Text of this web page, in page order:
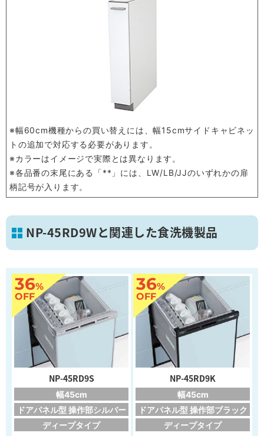
※幅60cm機種からの買い替えには、幅15cmサイドキャビネッ
トの追加で対応する必要があります。
※カラーはイメージで実際とは異なります。
※各品番の末尾にある「**」には、LW/LB/JJのいずれかの扉
柄記号が入ります。
NP-45RD9Wと関連した食洗機製品
36%
OFF
NP-45RD9S
幅45cm
ドアパネル型 操作部シルバー
ディープタイプ
36%
OFF
NP-45RD9K
幅45cm
ドアパネル型 操作部ブラック
ディープタイプ